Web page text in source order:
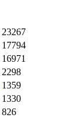
23267
17794
16971
2298
1359
1330
826